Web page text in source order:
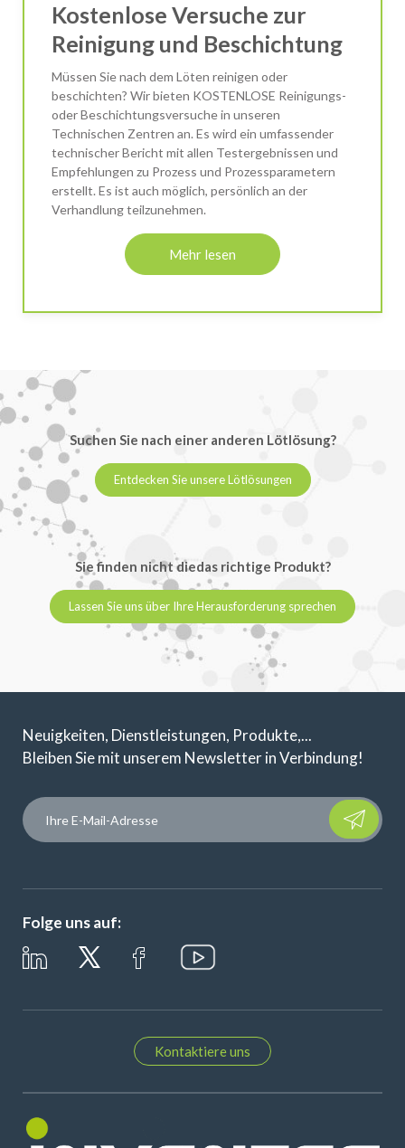
Kostenlose Versuche zur
Reinigung und Beschichtung
Müssen Sie nach dem Löten reinigen oder
beschichten? Wir bieten KOSTENLOSE Reinigungs-
oder Beschichtungsversuche in unseren
Technischen Zentren an. Es wird ein umfassender
technischer Bericht mit allen Testergebnissen und
Empfehlungen zu Prozess und Prozessparametern
erstellt. Es ist auch möglich, persönlich an der
Verhandlung teilzunehmen.
Mehr lesen
Suchen Sie nach einer anderen Lötlösung?
Entdecken Sie unsere Lötlösungen
Sie finden nicht diedas richtige Produkt?
Lassen Sie uns über Ihre Herausforderung sprechen
Neuigkeiten, Dienstleistungen, Produkte,...
Bleiben Sie mit unserem Newsletter in Verbindung!
Please leave
Folge uns auf:
Kontaktiere uns